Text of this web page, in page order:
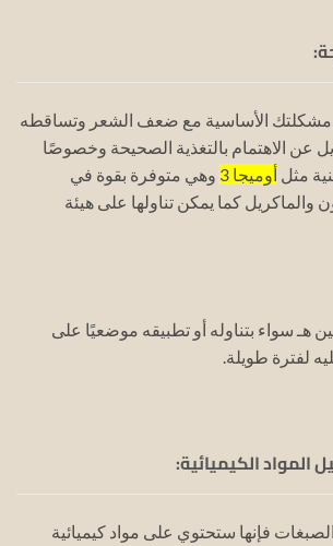
مشكلتك الأساسية مع ضعف الشعر وتساقطه
عن الاهتمام بالتغذية الصحيحة وخصوصًا
مثل أوميجا 3
وهي متوفرة بقوة في
والماكريل كما يمكن تناولها على هيئة
هـ سواء بتناوله أو تطبيقه موضعيًا على
لفترة طويلة.
المواد الكيميائية:
فإنها ستحتوي على مواد كيميائية